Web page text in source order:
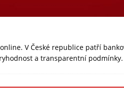
V České republice patří
a transparentní